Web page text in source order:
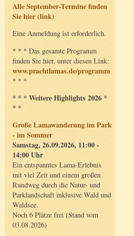
Alle September-Termine finden
Sie hier (link)
Eine Anmeldung ist erforderlich.
* * * Das gesamte Programm
finden Sie hier, unter diesen Link:
www.prachtlamas.de/programm
* * *
* * * Weitere Highlights 2026 *
* *
Große Lamawanderung im Park
- im Sommer
Samstag, 26.09.2026, 11:00 -
14:00 Uhr
Ein entspanntes Lama-Erlebnis
mit viel Zeit und einem großen
Rundweg durch die Natur- und
Parklandschaft inklusive Wald und
Waldsee.
Noch 6 Plätze frei (Stand vom
03.08.2026)